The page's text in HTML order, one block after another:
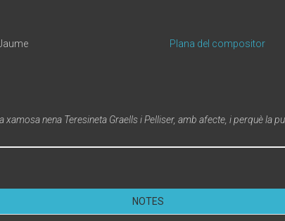
Plana del compositor
xamosa nena Teresineta Graells i Pelliser, amb afecte, i perquè la
NOTES